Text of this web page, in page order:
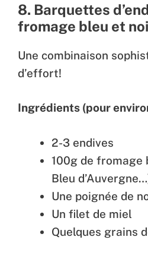
8. Barquettes
fromage bleu et
Une combinaison
d’effort!
Ingrédients (pour
2-3 endives
100g de fromage
Bleu
Une poignée de
Un filet de miel
Quelques grains